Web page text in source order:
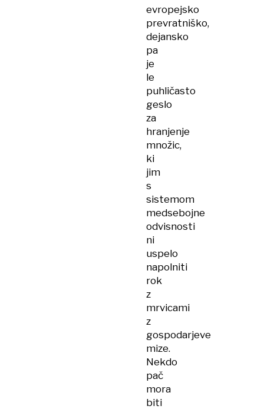
evropejsko
prevratniško,
dejansko
pa
je
le
puhličasto
geslo
za
hranjenje
množic,
ki
jim
s
sistemom
medsebojne
odvisnosti
ni
uspelo
napolniti
rok
z
mrvicami
z
gospodarjeve
mize.
Nekdo
pač
mora
biti